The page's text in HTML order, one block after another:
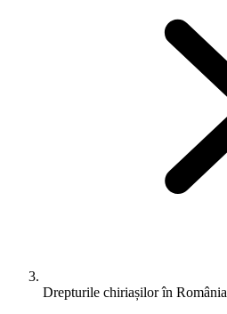
Drepturile chiriașilor în România